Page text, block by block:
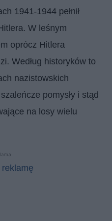
1941-1944 pełnił
W leśnym
oprócz Hitlera
Według historyków to
nazistowskich
pomysły i stąd
na losy wielu